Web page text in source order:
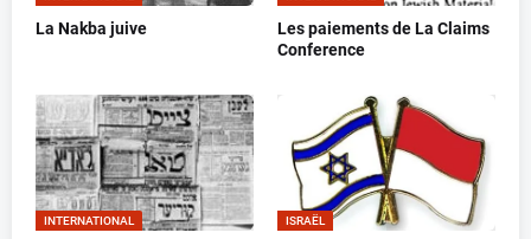
La Nakba juive
Les paiements de La Claims
Conference
INTERNATIONAL ISRAËL